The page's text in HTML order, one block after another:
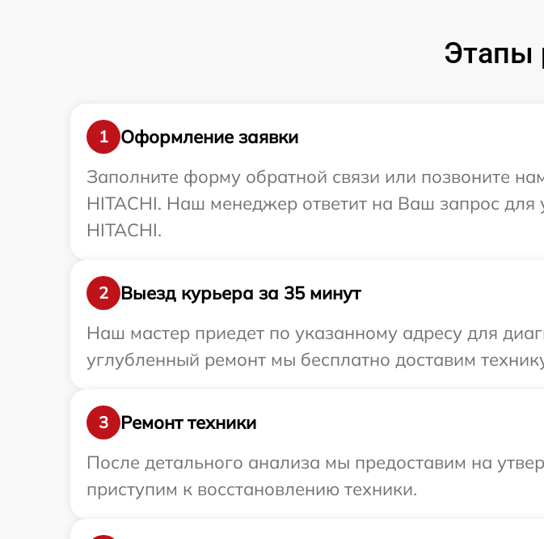
Этапы
1
Оформление заявки
Заполните форму обратной связи или позвоните
HITACHI. Наш менеджер ответит на Ваш запрос для
HITACHI.
2
Выезд курьера за 35 минут
Наш мастер приедет по указанному адресу для
углубленный ремонт мы бесплатно доставим
3
Ремонт техники
После детального анализа мы предоставим на
приступим к восстановлению техники.